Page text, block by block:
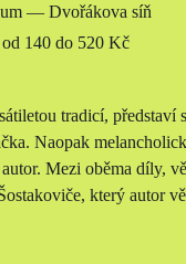
— Dvořákova síň
od 140 do 520 Kč
tradicí, představí
Naopak
Mezi oběma díly,
který autor